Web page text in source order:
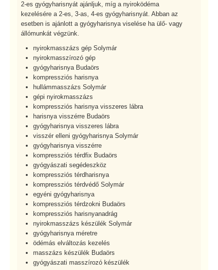
2-es gyógyharisnyát ajánljuk, míg a nyiroködéma
kezelésére a 2-es, 3-as, 4-es gyógyharisnyát. Abban az
esetben is ajánlott a gyógyharisnya viselése ha ülő- vagy
állómunkát végzünk.
nyirokmasszázs gép Solymár
nyirokmasszírozó gép
gyógyharisnya Budaörs
kompressziós harisnya
hullámmasszázs Solymár
gépi nyirokmasszázs
kompressziós harisnya visszeres lábra
harisnya visszérre Budaörs
gyógyharisnya visszeres lábra
visszér elleni gyógyharisnya Solymár
gyógyharisnya visszérre
kompressziós térdfix Budaörs
gyógyászati segédeszköz
kompressziós térdharisnya
kompressziós térdvédő Solymár
egyéni gyógyharisnya
kompressziós térdzokni Budaörs
kompressziós harisnyanadrág
nyirokmasszázs készülék Solymár
gyógyharisnya méretre
ödémás elváltozás kezelés
masszázs készülék Budaörs
gyógyászati masszírozó készülék